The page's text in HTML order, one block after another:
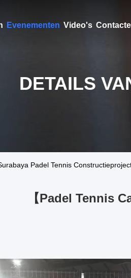
Evenementen Video's
DETAILS
Padel Tennis
【Padel Tennis